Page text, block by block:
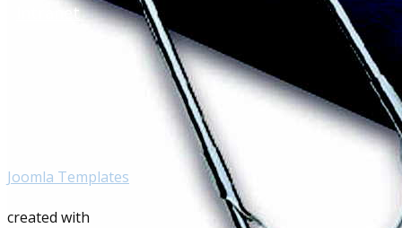
Intranet
Joomla Templates
created with